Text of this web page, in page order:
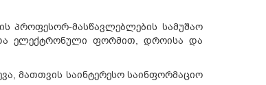
პროფესორ-მასწავლებლების სამუშაო
და ელექტრონული ფორმით, დროისა და
მათთვის საინტერესო საინფორმაციო